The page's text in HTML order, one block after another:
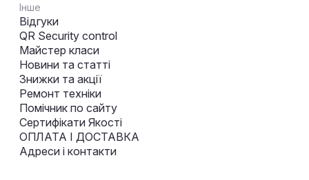
Інше
Відгуки
QR Security control
Майстер класи
Новини та статті
Знижки та акції
Ремонт техніки
Помічник по сайту
Сертифікати Якості
ОПЛАТА І ДОСТАВКА
Адреси і контакти